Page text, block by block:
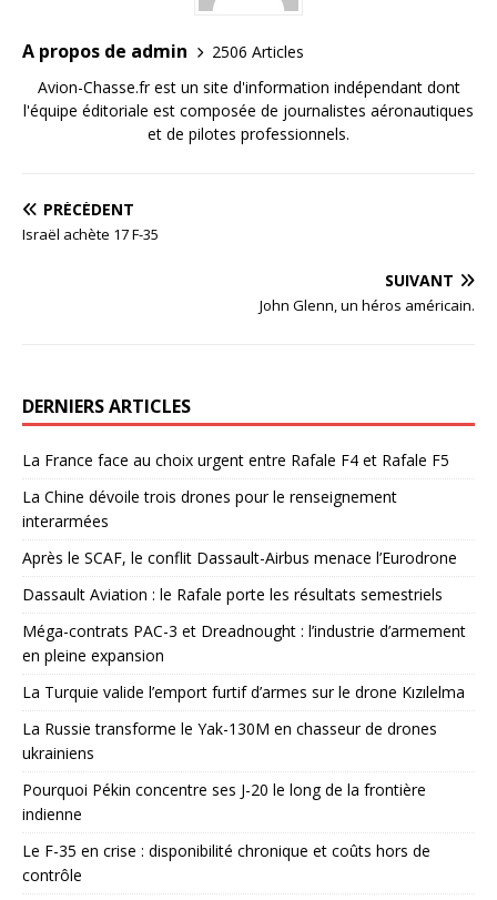
A propos de admin
2506 Articles
Avion-Chasse.fr est un site d'information indépendant dont
l'équipe éditoriale est composée de journalistes aéronautiques
et de pilotes professionnels.
PRÉCÉDENT
Israël achète 17 F-35
SUIVANT
John Glenn, un héros américain.
DERNIERS ARTICLES
La France face au choix urgent entre Rafale F4 et Rafale F5
La Chine dévoile trois drones pour le renseignement
interarmées
Après le SCAF, le conflit Dassault-Airbus menace l’Eurodrone
Dassault Aviation : le Rafale porte les résultats semestriels
Méga-contrats PAC-3 et Dreadnought : l’industrie d’armement
en pleine expansion
La Turquie valide l’emport furtif d’armes sur le drone Kızılelma
La Russie transforme le Yak-130M en chasseur de drones
ukrainiens
Pourquoi Pékin concentre ses J-20 le long de la frontière
indienne
Le F-35 en crise : disponibilité chronique et coûts hors de
contrôle